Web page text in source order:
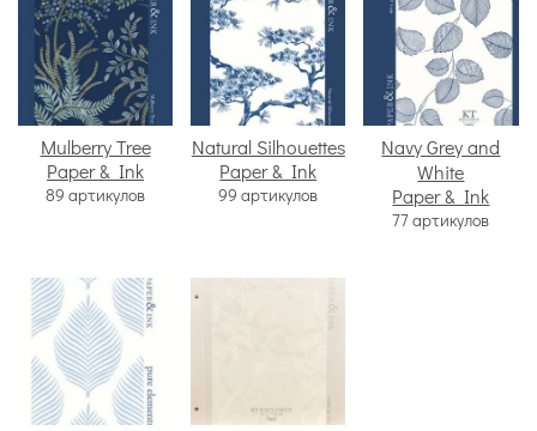
Mulberry Tree
Paper & Ink
89 артикулов
Natural Silhouettes
Paper & Ink
99 артикулов
Navy Grey and
White
Paper & Ink
77 артикулов